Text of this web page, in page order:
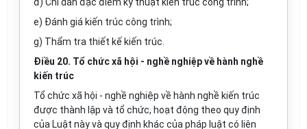
e) Đánh giá kiến trúc công trình;
g) Thẩm tra thiết kế kiến trúc.
Điều 20. Tổ chức xã hội - nghề nghiệp về hành nghề
kiến trúc
Tổ chức xã hội - nghề nghiệp về hành nghề kiến trúc
được thành lập và tổ chức, hoạt động theo quy định
của Luật này và quy định khác của pháp luật có liên